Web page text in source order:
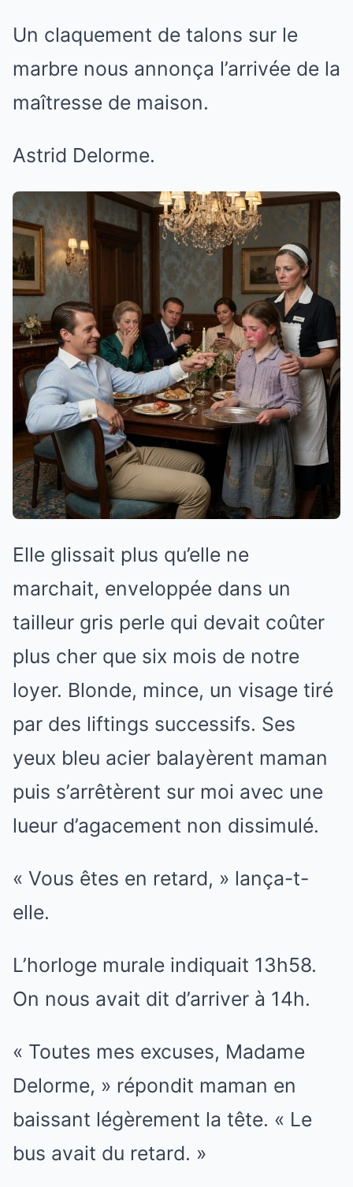
Un claquement de talons sur le
marbre nous annonça l’arrivée de la
maîtresse de maison.
Astrid Delorme.
Elle glissait plus qu’elle ne
marchait, enveloppée dans un
tailleur gris perle qui devait coûter
plus cher que six mois de notre
loyer. Blonde, mince, un visage tiré
par des liftings successifs. Ses
yeux bleu acier balayèrent maman
puis s’arrêtèrent sur moi avec une
lueur d’agacement non dissimulé.
« Vous êtes en retard, » lança-t-
elle.
L’horloge murale indiquait 13h58.
On nous avait dit d’arriver à 14h.
« Toutes mes excuses, Madame
Delorme, » répondit maman en
baissant légèrement la tête. « Le
bus avait du retard. »